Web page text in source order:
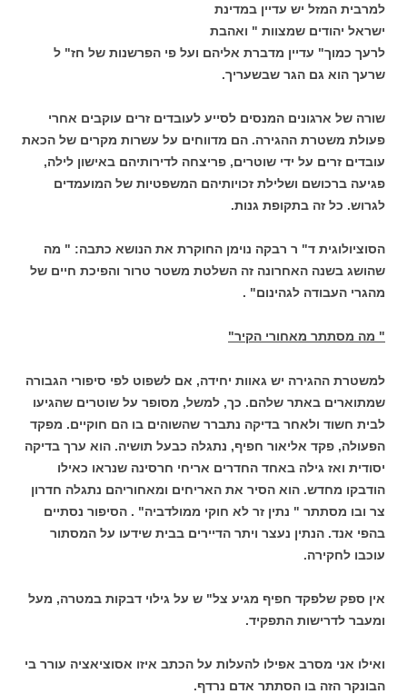
למרבית המזל יש עדיין במדינת
ישראל יהודים שמצוות " ואהבת
לרעך כמוך" עדיין מדברת אליהם ועל פי הפרשנות של חז" ל
שרעך הוא גם הגר שבשעריך.
שורה של ארגונים המנסים לסייע לעובדים זרים עוקבים אחרי
פעולת משטרת ההגירה. הם מדווחים על עשרות מקרים של הכאת
עובדים זרים על ידי שוטרים, פריצחה לדירותיהם באישון לילה,
פגיעה ברכושם ושלילת זכויותיהם המשפטיות של המועמדים
לגרוש. כל זה בתקופת גנות.
הסוציולוגית ד" ר רבקה נוימן החוקרת את הנושא כתבה: " מה
שהושג בשנה האחרונה זה השלטת משטר טרור והפיכת חיים של
מהגרי העבודה לגהינום" .
" מה מסתתר מאחורי הקיר"
למשטרת ההגירה יש גאוות יחידה, אם לשפוט לפי סיפורי הגבורה
שמתוארים באתר שלהם. כך, למשל, מסופר על שוטרים שהגיעו
לבית חשוד ולאחר בדיקה נתברר שהשוהים בו הם חוקיים. מפקד
הפעולה, פקד אליאור חפיף, נתגלה כבעל תושיה. הוא ערך בדיקה
יסודית ואז גילה באחד החדרים אריחי חרסינה שנראו כאילו
הודבקו מחדש. הוא הסיר את האריחים ומאחוריהם נתגלה חדרון
צר ובו מסתתר " נתין זר לא חוקי ממולדביה" . הסיפור נסתיים
בהפי אנד. הנתין נעצר ויתר הדיירים בבית שידעו על המסתור
עוכבו לחקירה.
אין ספק שלפקד חפיף מגיע צל" ש על גילוי דבקות במטרה, מעל
ומעבר לדרישות התפקיד.
ואילו אני מסרב אפילו להעלות על הכתב איזו אסוציאציה עורר בי
הבונקר הזה בו הסתתר אדם נרדף.